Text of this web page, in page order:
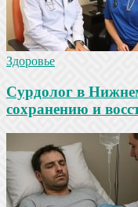
Здоровье
Сурдолог в
сохранению и